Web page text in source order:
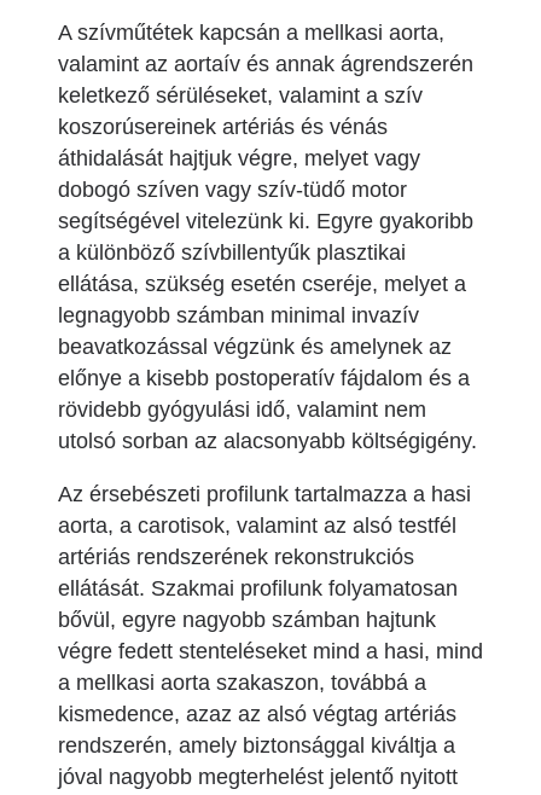
A szívműtétek kapcsán a mellkasi aorta,
valamint az aortaív és annak ágrendszerén
keletkező sérüléseket, valamint a szív
koszorúsereinek artériás és vénás
áthidalását hajtjuk végre, melyet vagy
dobogó szíven vagy szív-tüdő motor
segítségével vitelezünk ki. Egyre gyakoribb
a különböző szívbillentyűk plasztikai
ellátása, szükség esetén cseréje, melyet a
legnagyobb számban minimal invazív
beavatkozással végzünk és amelynek az
előnye a kisebb postoperatív fájdalom és a
rövidebb gyógyulási idő, valamint nem
utolsó sorban az alacsonyabb költségigény.
Az érsebészeti profilunk tartalmazza a hasi
aorta, a carotisok, valamint az alsó testfél
artériás rendszerének rekonstrukciós
ellátását. Szakmai profilunk folyamatosan
bővül, egyre nagyobb számban hajtunk
végre fedett stenteléseket mind a hasi, mind
a mellkasi aorta szakaszon, továbbá a
kismedence, azaz az alsó végtag artériás
rendszerén, amely biztonsággal kiváltja a
jóval nagyobb megterhelést jelentő nyitott